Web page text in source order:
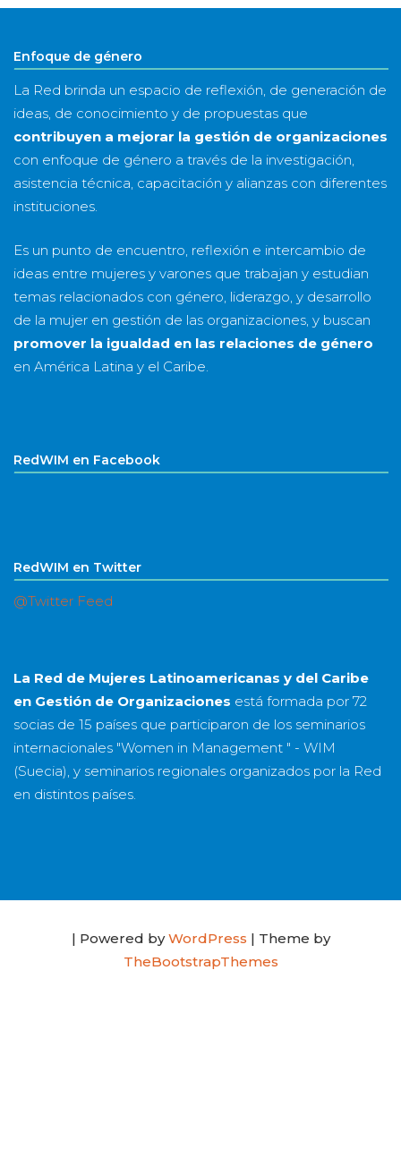
Enfoque de género
La Red brinda un espacio de reflexión, de generación de
ideas, de conocimiento y de propuestas que
contribuyen a mejorar la gestión de organizaciones
con enfoque de género a través de la investigación,
asistencia técnica, capacitación y alianzas con diferentes
instituciones.
Es un punto de encuentro, reflexión e intercambio de
ideas entre mujeres y varones que trabajan y estudian
temas relacionados con género, liderazgo, y desarrollo
de la mujer en gestión de las organizaciones, y buscan
promover la igualdad en las relaciones de género
en América Latina y el Caribe.
RedWIM en Facebook
RedWIM en Twitter
@Twitter Feed
La Red de Mujeres Latinoamericanas y del Caribe
en Gestión de Organizaciones está formada por 72
socias de 15 países que participaron de los seminarios
internacionales "Women in Management " - WIM
(Suecia), y seminarios regionales organizados por la Red
en distintos países.
| Powered byWordPress | Theme by
TheBootstrapThemes